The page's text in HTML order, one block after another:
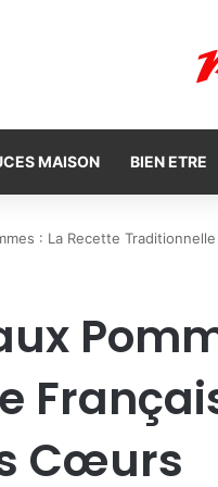
MAISON BIEN ETRE
: La Recette
Cœurs